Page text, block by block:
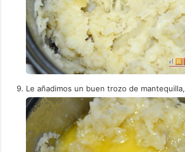
Le añadimos un buen trozo de mantequilla,